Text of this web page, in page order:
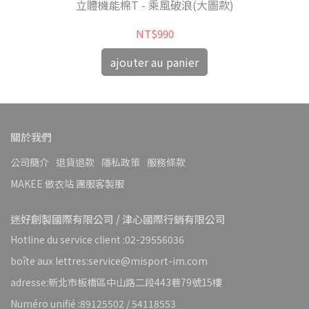
立體機能棉T - 乘風破浪(大圖款)
NT$990
ajouter au panier
關於我們
公司簡介 退貨退款 隱私政策 服務條款
MAKEE 做衣站 團服客製服
迷好創製國際有限公司 / 津心國際行銷有限公司
Hotline du service client :02-29556036
boîte aux lettres:service@misport-im.com
adresse:新北市板橋區中山路二段443巷79號15樓
Numéro unifié :89125502 / 54118553